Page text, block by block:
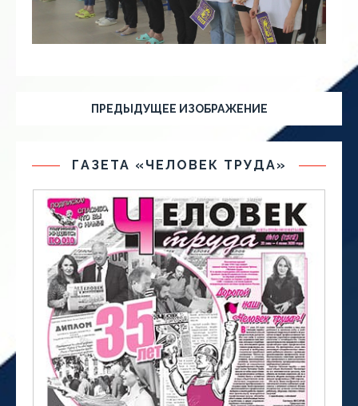
ПРЕДЫДУЩЕЕ ИЗОБРАЖЕНИЕ
ГАЗЕТА «ЧЕЛОВЕК ТРУДА»